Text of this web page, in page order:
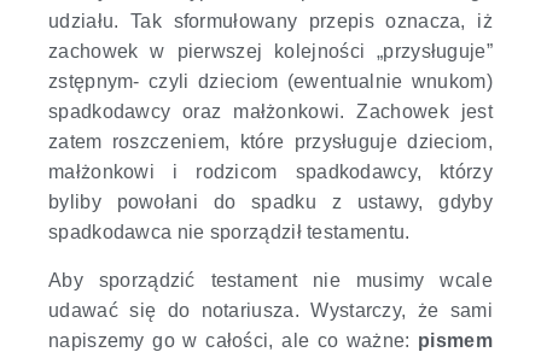
udziału. Tak sformułowany przepis oznacza, iż
zachowek w pierwszej kolejności „przysługuje”
zstępnym- czyli dzieciom (ewentualnie wnukom)
spadkodawcy oraz małżonkowi. Zachowek jest
zatem roszczeniem, które przysługuje dzieciom,
małżonkowi i rodzicom spadkodawcy, którzy
byliby powołani do spadku z ustawy, gdyby
spadkodawca nie sporządził testamentu.
Aby sporządzić testament nie musimy wcale
udawać się do notariusza. Wystarczy, że sami
napiszemy go w całości, ale co ważne: pismem